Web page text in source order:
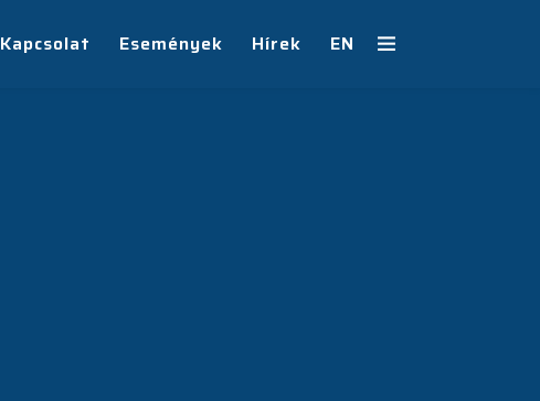
Kapcsolat Események Hírek EN